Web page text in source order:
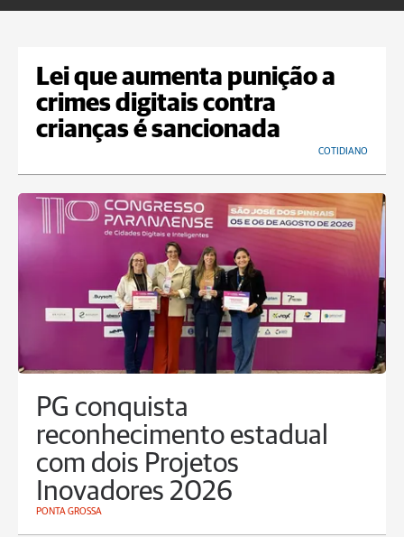
Lei que aumenta punição a
crimes digitais contra
crianças é sancionada
COTIDIANO
PG conquista
reconhecimento estadual
com dois Projetos
Inovadores 2026
PONTA GROSSA